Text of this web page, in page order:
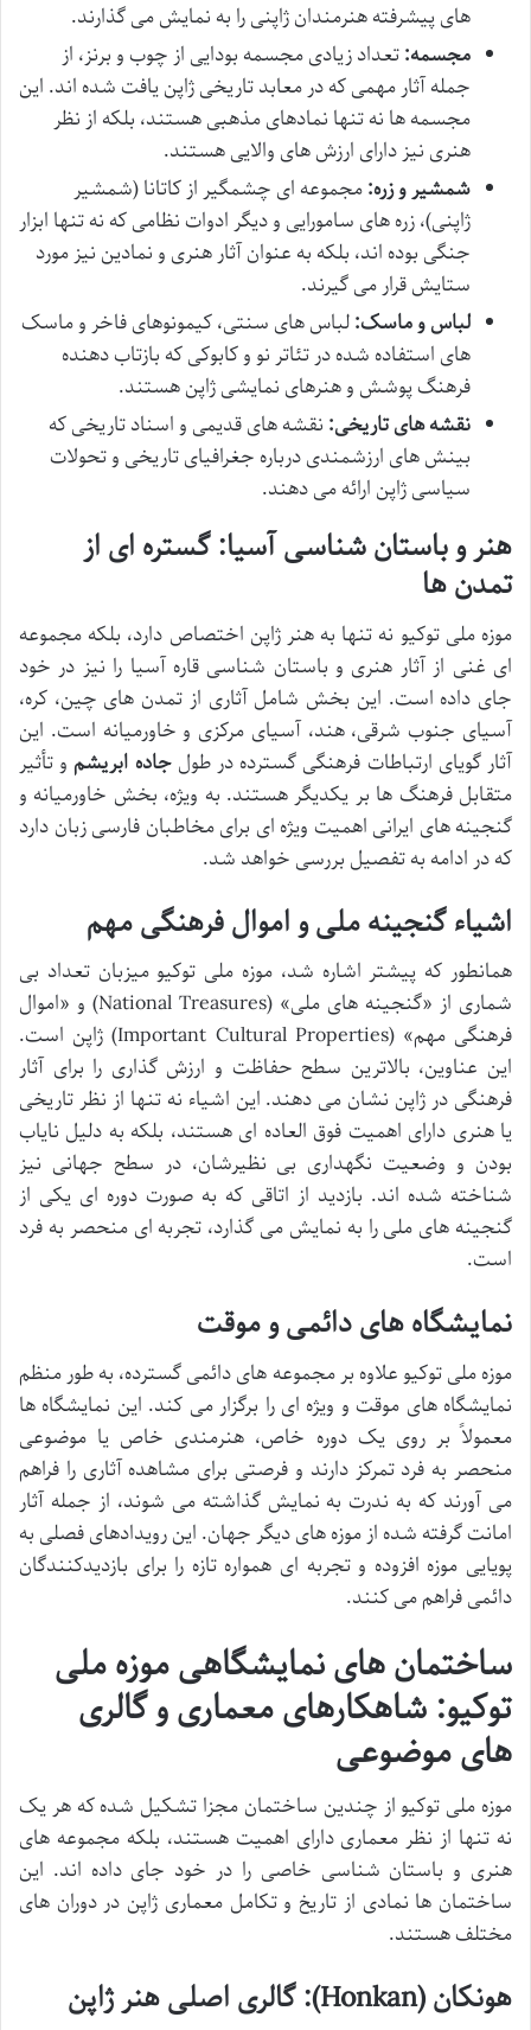
های پیشرفته هنرمندان ژاپنی را به نمایش می گذارند.
مجسمه:تعداد زیادی مجسمه بودایی از چوب و برنز، از
جمله آثار مهمی که در معابد تاریخی ژاپن یافت شده اند. این
مجسمه ها نه تنها نمادهای مذهبی هستند، بلکه از نظر
هنری نیز دارای ارزش های والایی هستند.
شمشیر و زره:مجموعه ای چشمگیر از کاتانا (شمشیر
ژاپنی)، زره های سامورایی و دیگر ادوات نظامی که نه تنها ابزار
جنگی بوده اند، بلکه به عنوان آثار هنری و نمادین نیز مورد
ستایش قرار می گیرند.
لباس و ماسک:لباس های سنتی، کیمونوهای فاخر و ماسک
های استفاده شده در تئاتر نو و کابوکی که بازتاب دهنده
فرهنگ پوشش و هنرهای نمایشی ژاپن هستند.
نقشه های تاریخی: نقشه های قدیمی و اسناد تاریخی که
بینش های ارزشمندی درباره جغرافیای تاریخی و تحولات
سیاسی ژاپن ارائه می دهند.
هنر و باستان شناسی آسیا: گستره ای از
تمدن ها
موزه ملی توکیو نه تنها به هنر ژاپن اختصاص دارد، بلکه مجموعه
ای غنی از آثار هنری و باستان شناسی قاره آسیا را نیز در خود
جای داده است. این بخش شامل آثاری از تمدن های چین، کره،
آسیای جنوب شرقی، هند، آسیای مرکزی و خاورمیانه است. این
آثار گویای ارتباطات فرهنگی گسترده در طولجاده ابریشم و تأثیر
متقابل فرهنگ ها بر یکدیگر هستند. به ویژه، بخش خاورمیانه و
گنجینه های ایرانی اهمیت ویژه ای برای مخاطبان فارسی زبان دارد
که در ادامه به تفصیل بررسی خواهد شد.
اشیاء گنجینه ملی و اموال فرهنگی مهم
همانطور که پیشتر اشاره شد، موزه ملی توکیو میزبان تعداد بی
شماری از «گنجینه های ملی» (National Treasures) و «اموال
فرهنگی مهم» (Important Cultural Properties) ژاپن است.
این عناوین، بالاترین سطح حفاظت و ارزش گذاری را برای آثار
فرهنگی در ژاپن نشان می دهند. این اشیاء نه تنها از نظر تاریخی
یا هنری دارای اهمیت فوق العاده ای هستند، بلکه به دلیل نایاب
بودن و وضعیت نگهداری بی نظیرشان، در سطح جهانی نیز
شناخته شده اند. بازدید از اتاقی که به صورت دوره ای یکی از
گنجینه های ملی را به نمایش می گذارد، تجربه ای منحصر به فرد
است.
نمایشگاه های دائمی و موقت
موزه ملی توکیو علاوه بر مجموعه های دائمی گسترده، به طور منظم
نمایشگاه های موقت و ویژه ای را برگزار می کند. این نمایشگاه ها
معمولاً بر روی یک دوره خاص، هنرمندی خاص یا موضوعی
منحصر به فرد تمرکز دارند و فرصتی برای مشاهده آثاری را فراهم
می آورند که به ندرت به نمایش گذاشته می شوند، از جمله آثار
امانت گرفته شده از موزه های دیگر جهان. این رویدادهای فصلی به
پویایی موزه افزوده و تجربه ای همواره تازه را برای بازدیدکنندگان
دائمی فراهم می کنند.
ساختمان های نمایشگاهی موزه ملی
توکیو: شاهکارهای معماری و گالری
های موضوعی
موزه ملی توکیو از چندین ساختمان مجزا تشکیل شده که هر یک
نه تنها از نظر معماری دارای اهمیت هستند، بلکه مجموعه های
هنری و باستان شناسی خاصی را در خود جای داده اند. این
ساختمان ها نمادی از تاریخ و تکامل معماری ژاپن در دوران های
مختلف هستند.
هونکان (Honkan): گالری اصلی هنر ژاپن